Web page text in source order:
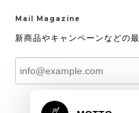
Mail Magazine
新商品やキャンペーンなどの